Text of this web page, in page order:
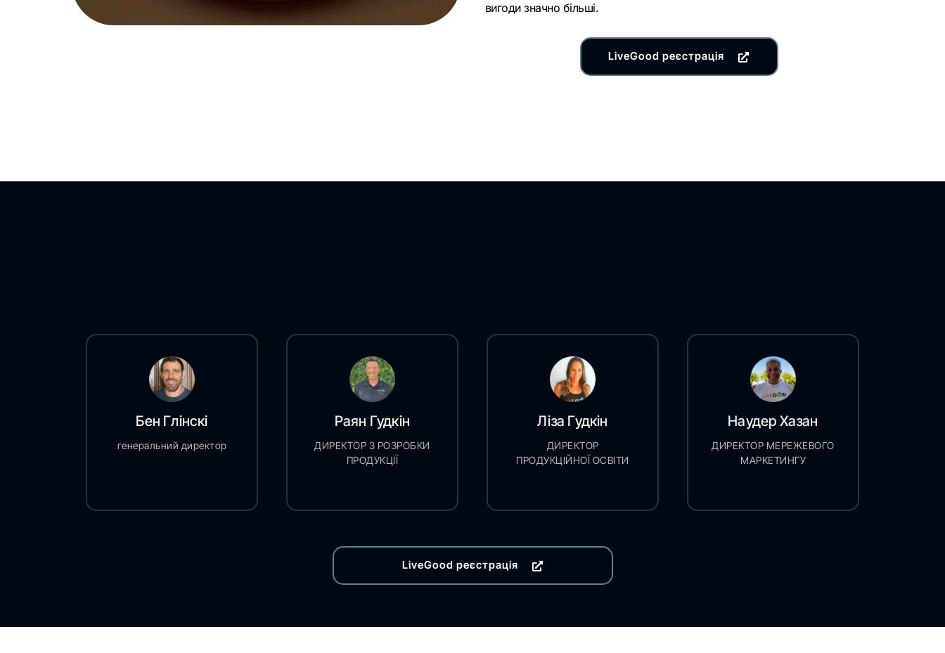
вигоди значно більші.
LiveGood реєстрація
Бен Глінскі
генеральний директор
Раян Гудкін
ДИРЕКТОР З РОЗРОБКИ
ПРОДУКЦІЇ
Ліза Гудкін
ДИРЕКТОР
ПРОДУКЦІЙНОЇ ОСВІТИ
Наудер Хазан
ДИРЕКТОР МЕРЕЖЕВОГО
МАРКЕТИНГУ
LiveGood реєстрація